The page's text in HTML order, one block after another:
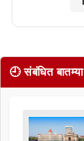
🕘 संबंधित बातम्या